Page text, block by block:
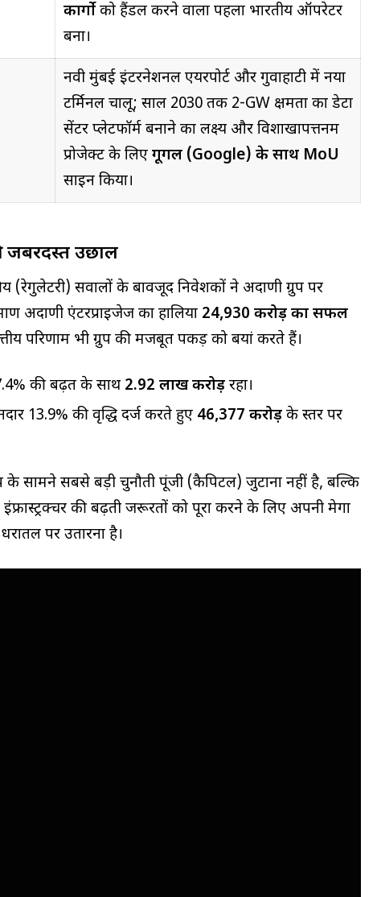
कार्गोको हैंडल करने वाला पहला भारतीय ऑपरेटर
बना।
नवी मुंबई इंटरनेशनल एयरपोर्ट और गुवाहाटी में नया
टर्मिनल चालू; साल 2030 तक 2-GW क्षमता का डेटा
सेंटर प्लेटफॉर्म बनाने का लक्ष्य और विशाखापत्तनम
प्रोजेक्ट के लिए गूगल (Google) के साथ MoU
साइन किया।
जबरदस्त उछाल
सवालों के बावजूद निवेशकों ने अदाणी ग्रुप पर
अदाणी एंटरप्राइजेज का हालिया ₹24,930 करोड़ का सफल
परिणाम भी ग्रुप की मजबूत पकड़ को बयां करते हैं।
की बढ़त के साथ ₹2.92 लाख करोड़ रहा।
13.9% की वृद्धि दर्ज करते हुए ₹46,377 करोड़ के स्तर पर
के सामने सबसे बड़ी चुनौती पूंजी (कैपिटल) जुटाना नहीं है, बल्कि
की बढ़ती जरूरतों को पूरा करने के लिए अपनी मेगा
पर उतारना है।